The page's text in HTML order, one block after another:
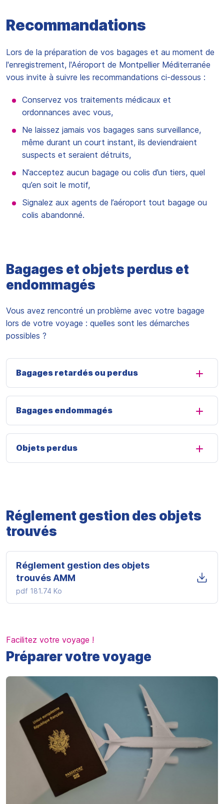
Recommandations
Lors de la préparation de vos bagages et au moment de
l'enregistrement, l'Aéroport de Montpellier Méditerranée
vous invite à suivre les recommandations ci-dessous :
Conservez vos traitements médicaux et
ordonnances avec vous,
Ne laissez jamais vos bagages sans surveillance,
même durant un court instant, ils deviendraient
suspects et seraient détruits,
N’acceptez aucun bagage ou colis d’un tiers, quel
qu’en soit le motif,
Signalez aux agents de l’aéroport tout bagage ou
colis abandonné.
Bagages et objets perdus et
endommagés
Vous avez rencontré un problème avec votre bagage
lors de votre voyage : quelles sont les démarches
possibles ?
Bagages retardés ou perdus
Bagages endommagés
Objets perdus
Réglement gestion des objets
trouvés
Réglement gestion des objets
trouvés AMM
pdf 181.74 Ko
Facilitez votre voyage !
Préparer votre voyage